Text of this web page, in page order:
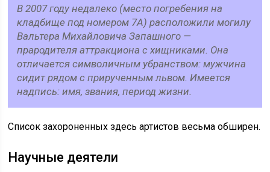
В 2007 году недалеко (место погребения на
кладбище под номером 7А) расположили могилу
Вальтера Михайловича Запашного —
прародителя аттракциона с хищниками. Она
отличается символичным убранством: мужчина
сидит рядом с прирученным львом. Имеется
надпись: имя, звания, период жизни.
Список захороненных здесь артистов весьма обширен.
Научные деятели